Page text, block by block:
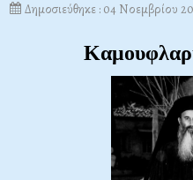
Δημοσιεύθηκε : 04 Νοεμβρίου